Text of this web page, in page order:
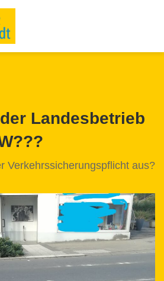
Landesbetrieb
Verkehrssicherungspflicht aus?